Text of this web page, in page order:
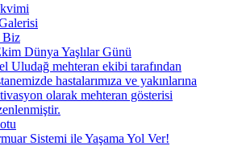
Biz
Dünya Yaşlılar Günü
Uludağ mehteran ekibi tarafından
hastalarımıza ve yakınlarına
olarak mehteran gösterisi
Sistemi ile Yaşama Yol Ver!